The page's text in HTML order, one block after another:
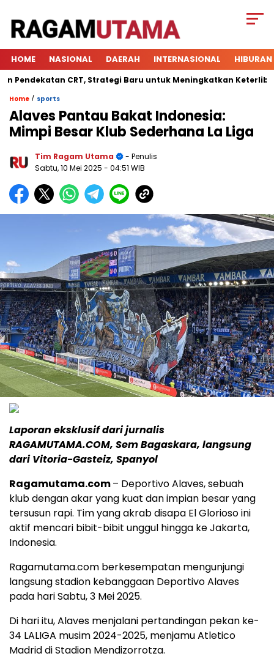
HOME NASIONAL DAERAH INTERNASIONAL HIBURAN
CRT, Strategi Baru untuk Meningkatkan Keterlibatan
Home / sports
Alaves Pantau Bakat Indonesia:
Mimpi Besar Klub Sederhana La Liga
Tim Ragam Utama
- Penulis
Sabtu, 10 Mei 2025 - 04:51 WIB
Laporan eksklusif dari jurnalis
RAGAMUTAMA.COM, Sem Bagaskara, langsung
dari Vitoria-Gasteiz, Spanyol
Ragamutama.com– Deportivo Alaves, sebuah
klub dengan akar yang kuat dan impian besar yang
tersusun rapi. Tim yang akrab disapa El Glorioso ini
aktif mencari bibit-bibit unggul hingga ke Jakarta,
Indonesia.
Ragamutama.com berkesempatan mengunjungi
langsung stadion kebanggaan Deportivo Alaves
pada hari Sabtu, 3 Mei 2025.
Di hari itu, Alaves menjalani pertandingan pekan ke-
34 LALIGA musim 2024-2025, menjamu Atletico
Madrid di Stadion Mendizorrotza.